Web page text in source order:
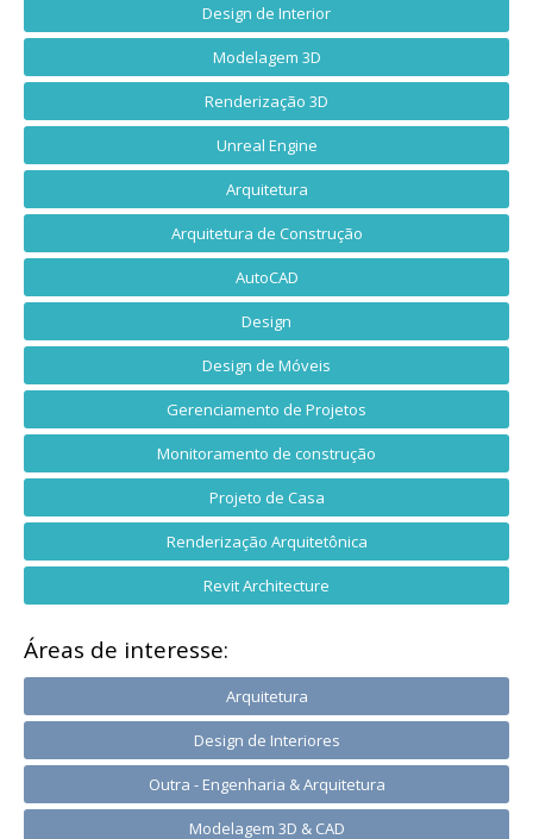
Design de Interior
Modelagem 3D
Renderização 3D
Unreal Engine
Arquitetura
Arquitetura de Construção
AutoCAD
Design
Design de Móveis
Gerenciamento de Projetos
Monitoramento de construção
Projeto de Casa
Renderização Arquitetônica
Revit Architecture
Áreas de interesse:
Arquitetura
Design de Interiores
Outra - Engenharia & Arquitetura
Modelagem 3D & CAD